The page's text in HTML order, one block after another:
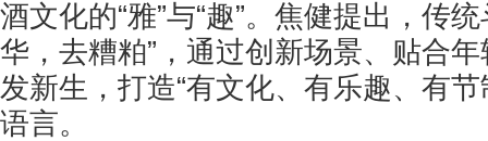
酒文化的“雅”与“趣”。焦健提出，传
华，去糟粕”，通过创新场景、贴合
发新生，打造“有文化、有乐趣、有
语言。